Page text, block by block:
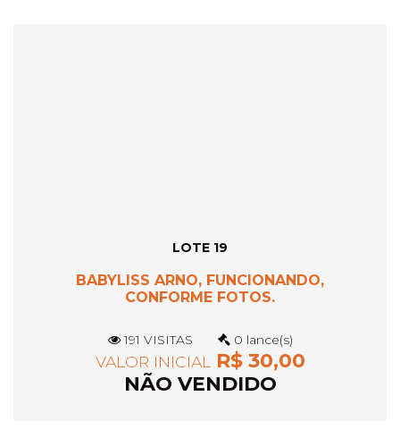
LOTE 19
BABYLISS ARNO, FUNCIONANDO,
CONFORME FOTOS.
191 VISITAS 0 lance(s)
VALOR INICIAL R$ 30,00
NÃO VENDIDO